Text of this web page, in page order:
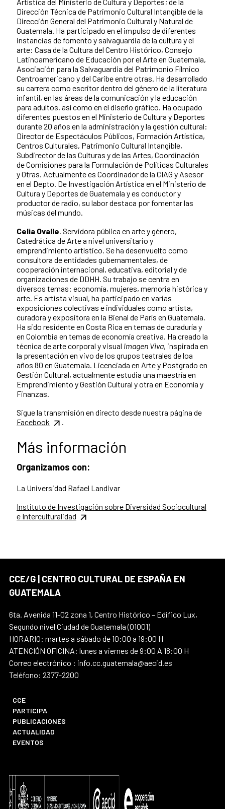
Dirección Técnica de Patrimonio Cultural Intangible de la
Dirección General del Patrimonio Cultural y Natural de
Guatemala. Ha participado en el impulso de diferentes
instancias de fomento y salvaguardia de la cultura y el
arte: Casa de la Cultura del Centro Histórico, Consejo
Latinoamericano de Educación por el Arte en Guatemala,
Asociación para la Salvaguardia del Patrimonio Fílmico
Centroamericano y del Caribe entre otras. Ha desarrollado
su carrera como escritor dentro del género de la literatura
infantil, en las áreas de la comunicación y la educación
para adultos, así como en el diseño gráfico. Ha ocupado
diferentes puestos en el Ministerio de Cultura y Deportes
durante 20 años en la administración y la gestión cultural:
Director de Espectáculos Públicos, Formación Artística,
Centros Culturales, Patrimonio Cultural Intangible,
Subdirector de las Culturas y de las Artes, Coordinación
de Comisiones para la Formulación de Políticas Culturales
y Otras. Actualmente es Coordinador de la CIAG y Asesor
en el Depto. De Investigación Artística en el Ministerio de
Cultura y Deportes de Guatemala y es conductor y
productor de radio, su labor destaca por fomentar las
músicas del mundo.
Celia Ovalle. Servidora pública en arte y género,
Catedrática de Arte a nivel universitario y
emprendimiento artístico. Se ha desenvuelto como
consultora de entidades gubernamentales, de
cooperación internacional, educativa, editorial y de
organizaciones de DDHH. Su trabajo se centra en
diversos temas: economía, mujeres, memoria histórica y
arte. Es artista visual, ha participado en varias
exposiciones colectivas e individuales como artista,
curadora y expositora en la Bienal de París en Guatemala.
Ha sido residente en Costa Rica en temas de curaduría y
en Colombia en temas de economía creativa. Ha creado la
técnica de arte corporal y visual Imagen Viva, inspirada en
la presentación en vivo de los grupos teatrales de loa
años 80 en Guatemala. Licenciada en Arte y Postgrado en
Gestión Cultural, actualmente estudia una maestría en
Emprendimiento y Gestión Cultural y otra en Economía y
Finanzas.
Sigue la transmisión en directo desde nuestra página de
Facebook
.
Más información
Organizamos con:
La Universidad Rafael Landivar
Instituto de Investigación sobre Diversidad Sociocultural
e Interculturalidad
CCE/G | CENTRO CULTURAL DE ESPAÑA EN
GUATEMALA
6ta. Avenida 11-02 zona 1, Centro Histórico – Edifico Lux,
Segundo nivel Ciudad de Guatemala (01001)
HORARIO: martes a sábado de 10:00 a 19:00 H
ATENCIÓN OFICINA: lunes a viernes de 9:00 A 18:00 H
Correo electrónico : info.cc.guatemala@aecid.es
Teléfono: 2377-2200
CCE
PARTICIPA
PUBLICACIONES
ACTUALIDAD
EVENTOS